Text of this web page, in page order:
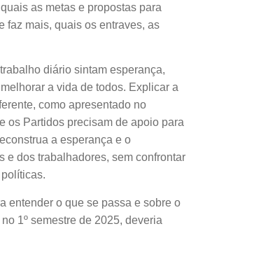
as metas e propostas para
faz mais, quais os entraves, as
diário sintam esperança,
a vida de todos. Explicar a
como apresentado no
os Partidos precisam de apoio para
a esperança e o
e dos trabalhadores, sem confrontar
entender o que se passa e sobre o
1º semestre de 2025, deveria